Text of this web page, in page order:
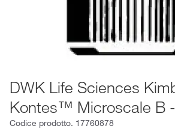
DWK Life Sciences
Kontes™ Microscale B
Codice prodotto. 17760878